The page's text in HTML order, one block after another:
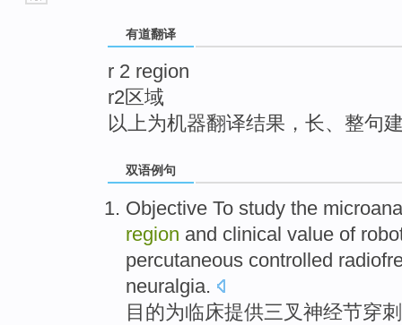
有道翻译
r 2 region
r2区域
以上为机器翻译结果，长、整句
双语例句
Objective To study the
region and clinical value of
percutaneous controlled
neuralgia.
目的为临床提供三叉神经节穿